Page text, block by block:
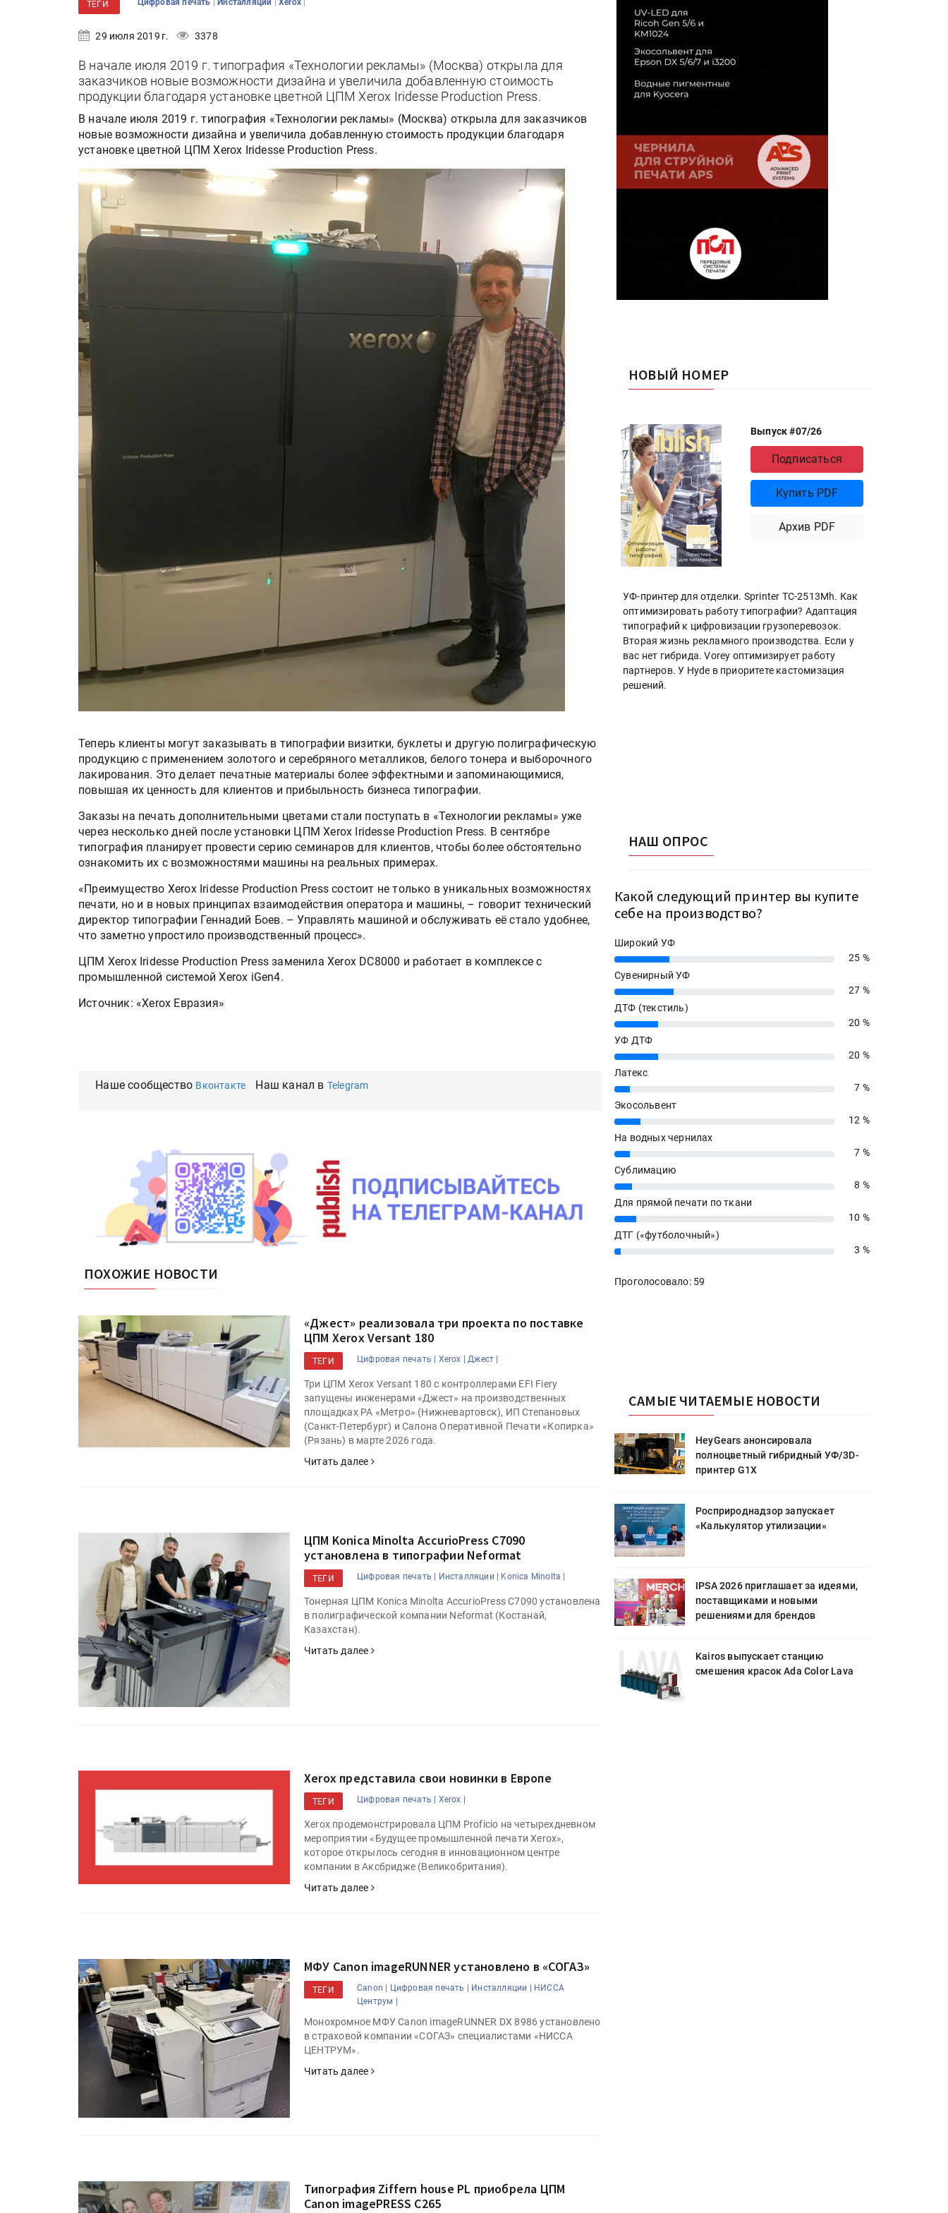
ТЕГИ Цифровая печать Инсталляции Xerox
29 июля 2019 г. 3378
В начале июля 2019 г. типография «Технологии рекламы» (Москва) открыла для
заказчиков новые возможности дизайна и увеличила добавленную стоимость
продукции благодаря установке цветной ЦПМ Xerox Iridesse Production Press.
В начале июля 2019 г. типография «Технологии рекламы» (Москва) открыла для заказчиков
новые возможности дизайна и увеличила добавленную стоимость продукции благодаря
установке цветной ЦПМ Xerox Iridesse Production Press.
Теперь клиенты могут заказывать в типографии визитки, буклеты и другую полиграфическую
продукцию с применением золотого и серебряного металликов, белого тонера и выборочного
лакирования. Это делает печатные материалы более эффектными и запоминающимися,
повышая их ценность для клиентов и прибыльность бизнеса типографии.
Заказы на печать дополнительными цветами стали поступать в «Технологии рекламы» уже
через несколько дней после установки ЦПМ Xerox Iridesse Production Press. В сентябре
типография планирует провести серию семинаров для клиентов, чтобы более обстоятельно
ознакомить их с возможностями машины на реальных примерах.
«Преимущество Xerox Iridesse Production Press состоит не только в уникальных возможностях
печати, но и в новых принципах взаимодействия оператора и машины, – говорит технический
директор типографии Геннадий Боев. – Управлять машиной и обслуживать её стало удобнее,
что заметно упростило производственный процесс».
ЦПМ Xerox Iridesse Production Press заменила Xerox DC8000 и работает в комплексе с
промышленной системой Xerox iGen4.
Источник: «Xerox Евразия»
Наше сообщество Вконтакте Наш канал в Telegram
ПОХОЖИЕ НОВОСТИ
«Джест» реализовала три проекта по поставке
ЦПМ Xerox Versant 180
ТЕГИ Цифровая печать | Xerox | Джест |
Три ЦПМ Xerox Versant 180 с контроллерами EFI Fiery
запущены инженерами «Джест» на производственных
площадках РА «Метро» (Нижневартовск), ИП Степановых
(Санкт-Петербург) и Салона Оперативной Печати «Копирка»
(Рязань) в марте 2026 года.
Читать далее
ЦПМ Konica Minolta AccurioPress C7090
установлена в типографии Neformat
ТЕГИ Цифровая печать | Инсталляции | Konica Minolta |
Тонерная ЦПМ Konica Minolta AccurioPress C7090 установлена
в полиграфической компании Neformat (Костанай,
Казахстан).
Читать далее
Xerox представила свои новинки в Европе
ТЕГИ Цифровая печать | Xerox |
Xerox продемонстрировала ЦПМ Proficio на четырехдневном
мероприятии «Будущее промышленной печати Xerox»,
которое открылось сегодня в инновационном центре
компании в Аксбридже (Великобритания).
Читать далее
МФУ Canon imageRUNNER установлено в «СОГАЗ»
ТЕГИ Canon | Цифровая печать | Инсталляции | НИССА
Центрум |
Монохромное МФУ Canon imageRUNNER DX 8986 установлено
в страховой компании «СОГАЗ» специалистами «НИССА
ЦЕНТРУМ».
Читать далее
Типография Ziffern house PL приобрела ЦПМ
Canon imagePRESS C265
НОВЫЙ НОМЕР
Выпуск #07/26
Подписаться
Купить PDF
Архив PDF
УФ-принтер для отделки. Sprinter ТС-2513Mh. Как
оптимизировать работу типографии? Адаптация
типографий к цифровизации грузоперевозок.
Вторая жизнь рекламного производства. Если у
вас нет гибрида. Vorey оптимизирует работу
партнеров. У Hyde в приоритете кастомизация
решений.
НАШ ОПРОС
Какой следующий принтер вы купите
себе на производство?
Широкий УФ
25%
25 %
Сувенирный УФ
27%
27 %
ДТФ (текстиль)
20%
20 %
УФ ДТФ
20%
20 %
Латекс
7%
7 %
Экосольвент
12%
12 %
На водных чернилах
7%
7 %
Сублимацию
8%
8 %
Для прямой печати по ткани
10%
10 %
ДТГ («футболочный»)
3% 3 %
Проголосовало: 59
САМЫЕ ЧИТАЕМЫЕ НОВОСТИ
HeyGears анонсировала
IPSA 2026 приглашает за идеями,
поставщиками и новыми
решениями для брендов
Kairos выпускает станцию
смешения красок Ada Color Lava
поставщиками и новыми
решениями для брендов
HeyGears анонсировала
полноцветный гибридный УФ/3D-
принтер G1X
Росприроднадзор запускает
«Калькулятор утилизации»
IPSA 2026 приглашает за идеями,
поставщиками и новыми
решениями для брендов
Kairos выпускает станцию
смешения красок Ada Color Lava
Подпишитесь на новости в МАХ